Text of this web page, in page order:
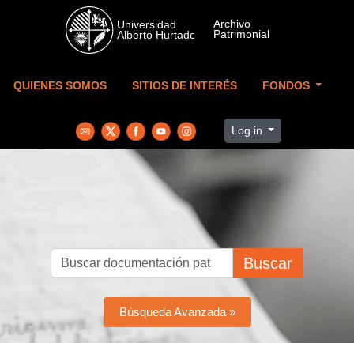
Skip to main content
QUIENES SOMOS SITIOS DE INTERÉS FONDOS
Log in
Buscar
Búsqueda Avanzada »